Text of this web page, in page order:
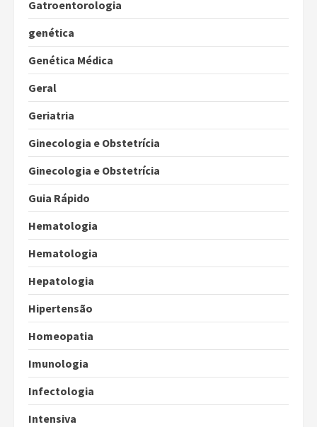
Gatroentorologia
genética
Genética Médica
Geral
Geriatria
Ginecologia e Obstetrícia
Ginecologia e Obstetrícia
Guia Rápido
Hematologia
Hematologia
Hepatologia
Hipertensão
Homeopatia
Imunologia
Infectologia
Intensiva